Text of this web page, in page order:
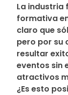
La industria
formativa
claro que
pero por su
resultar
eventos sin
atractivos
¿Es esto